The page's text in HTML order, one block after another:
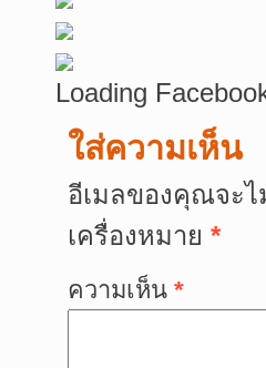
Loading
ใส่ความเห็น
อีเมลของคุณจะ
เครื่องหมาย *
ความเห็น *